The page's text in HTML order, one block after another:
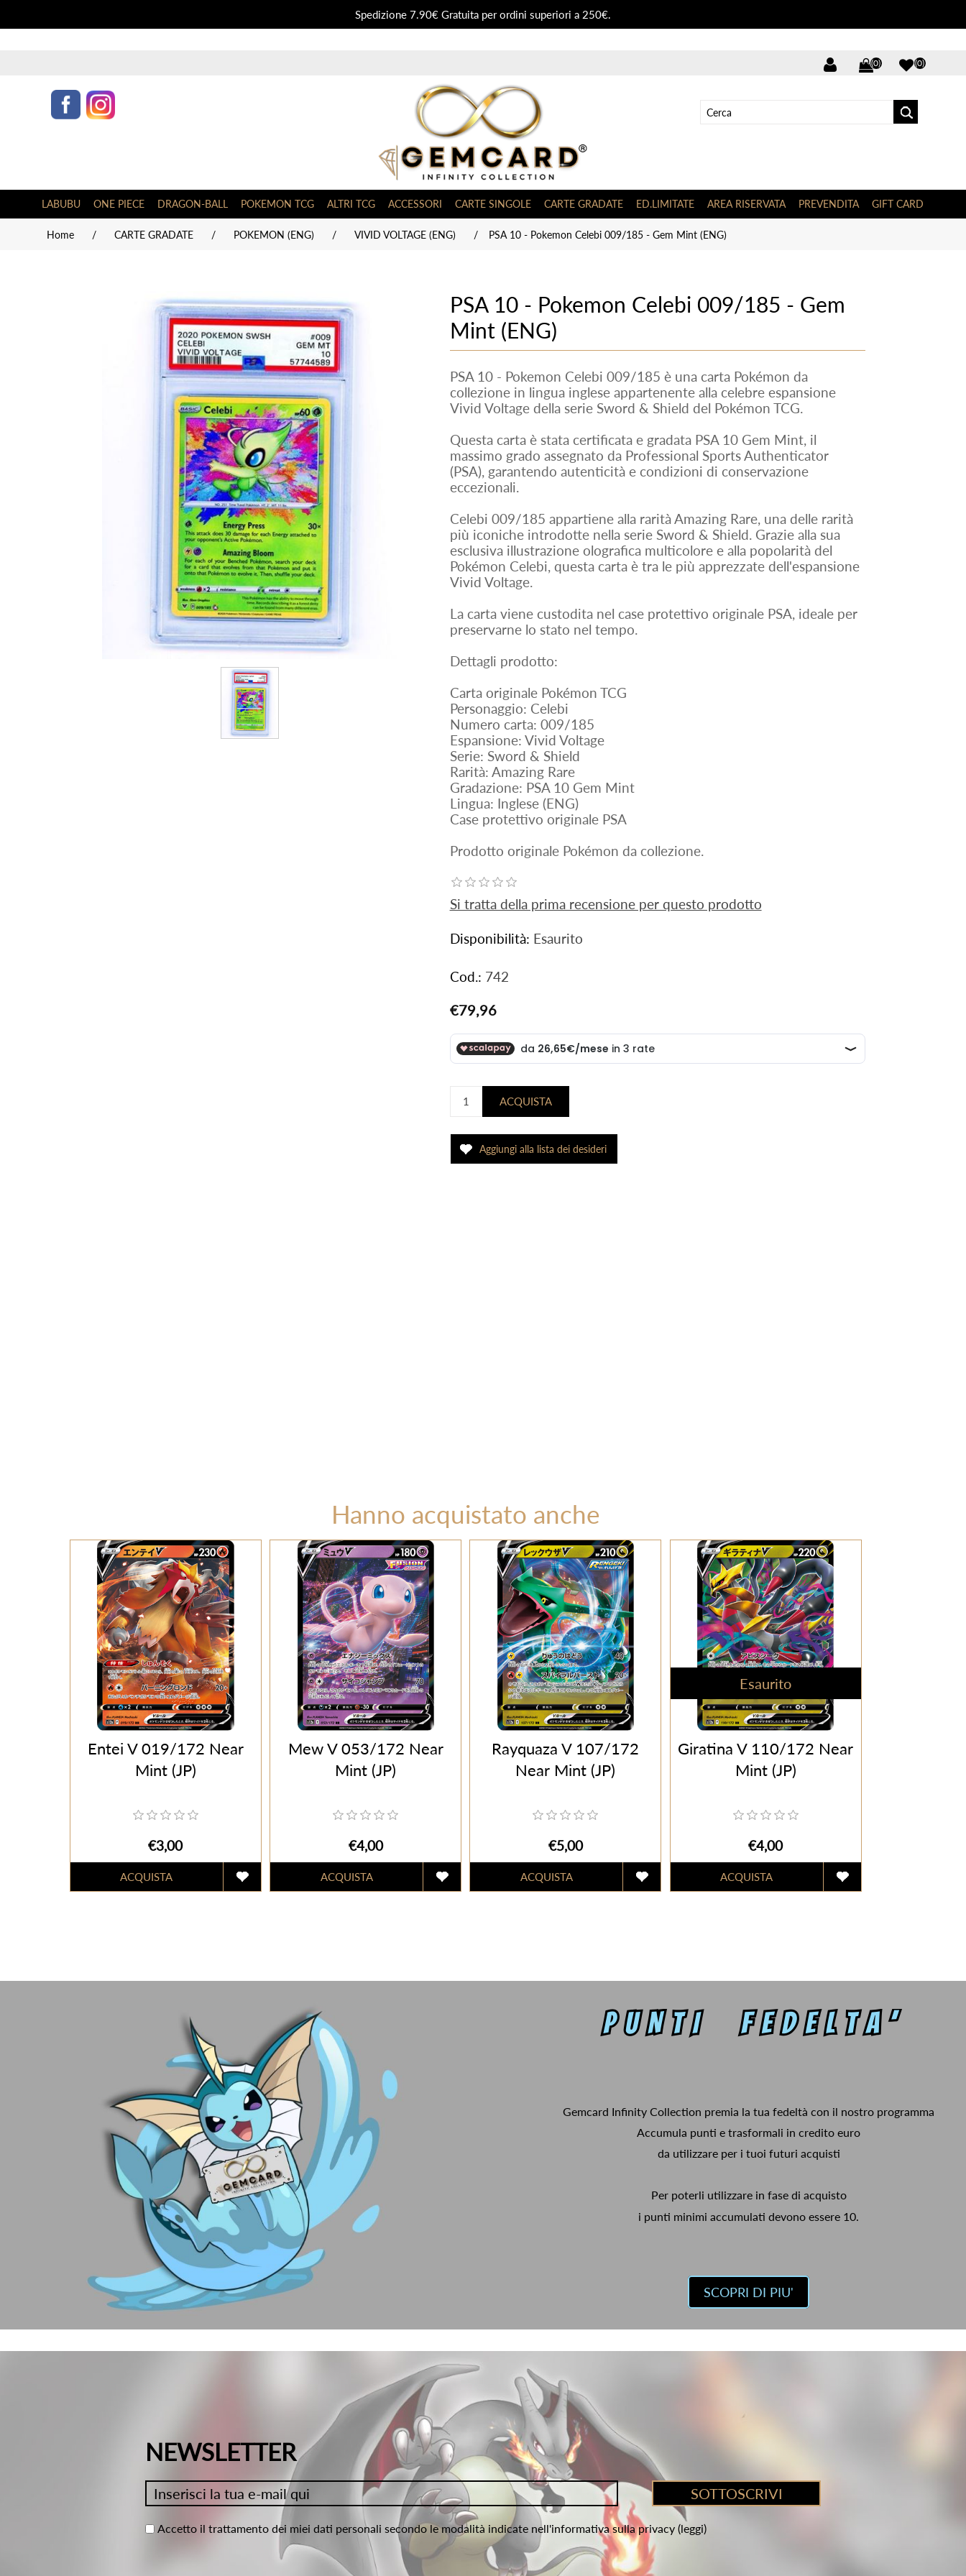
Spedizione 7.90€ Gratuita per ordini superiori a 250€.
(0) (0)
LABUBU ONE PIECE DRAGON-BALL POKEMON TCG ALTRI TCG ACCESSORI CARTE SINGOLE CARTE GRADATE ED.LIMITATE AREA RISERVATA PREVENDITA GIFT CARD
Home / CARTE GRADATE / POKEMON (ENG) / VIVID VOLTAGE (ENG) / PSA 10 - Pokemon Celebi 009/185 - Gem Mint (ENG)
PSA 10 - Pokemon Celebi 009/185 - Gem
Mint (ENG)
PSA 10 - Pokemon Celebi 009/185 è una carta Pokémon da
collezione in lingua inglese appartenente alla celebre espansione
Vivid Voltage della serie Sword & Shield del Pokémon TCG.
Questa carta è stata certificata e gradata PSA 10 Gem Mint, il
massimo grado assegnato da Professional Sports Authenticator
(PSA), garantendo autenticità e condizioni di conservazione
eccezionali.
Celebi 009/185 appartiene alla rarità Amazing Rare, una delle rarità
più iconiche introdotte nella serie Sword & Shield. Grazie alla sua
esclusiva illustrazione olografica multicolore e alla popolarità del
Pokémon Celebi, questa carta è tra le più apprezzate dell'espansione
Vivid Voltage.
La carta viene custodita nel case protettivo originale PSA, ideale per
preservarne lo stato nel tempo.
Dettagli prodotto:
Carta originale Pokémon TCG
Personaggio: Celebi
Numero carta: 009/185
Espansione: Vivid Voltage
Serie: Sword & Shield
Rarità: Amazing Rare
Gradazione: PSA 10 Gem Mint
Lingua: Inglese (ENG)
Case protettivo originale PSA
Prodotto originale Pokémon da collezione.
Si tratta della prima recensione per questo prodotto
Disponibilità: Esaurito
Cod.: 742
€79,96
Hanno acquistato anche
Entei V 019/172 Near
Mint (JP)
€3,00
Mew V 053/172 Near
Mint (JP)
€4,00
Rayquaza V 107/172
Near Mint (JP)
€5,00
Esaurito
Giratina V 110/172 Near
Mint (JP)
€4,00
Gemcard Infinity Collection premia la tua fedeltà con il nostro programma
Accumula punti e trasformali in credito euro
da utilizzare per i tuoi futuri acquisti
Per poterli utilizzare in fase di acquisto
i punti minimi accumulati devono essere 10.
SCOPRI DI PIU'
NEWSLETTER
Accetto il trattamento dei miei dati personali secondo le modalità indicate nell'informativa sulla privacy (leggi)